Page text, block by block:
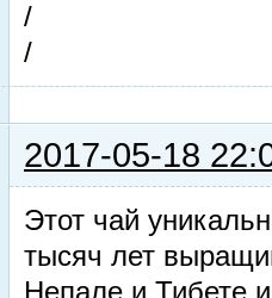
/
/
2017-05-18
Этот чай
тысяч лет
Непале и Тибете